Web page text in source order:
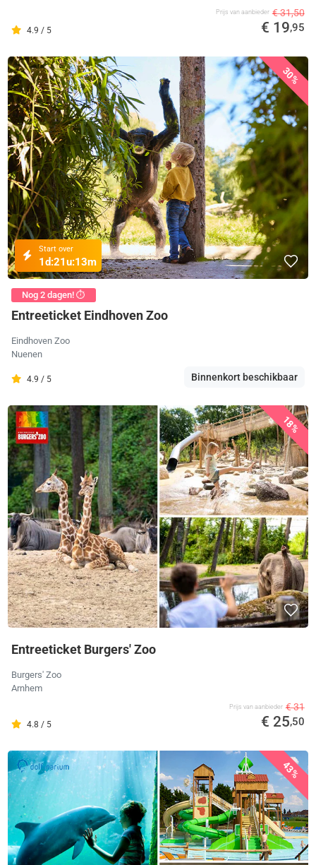
4.9 / 5
Prijs van aanbieder € 31,50
€ 19,95
30%
Start over
1d:21u:13m
Nog 2 dagen! ⏱️
Entreeticket Eindhoven Zoo
Eindhoven Zoo
Nuenen
4.9 / 5 Binnenkort beschikbaar
18%
Entreeticket Burgers' Zoo
Burgers' Zoo
Arnhem
4.8 / 5
Prijs van aanbieder € 31
€ 25,50
43%